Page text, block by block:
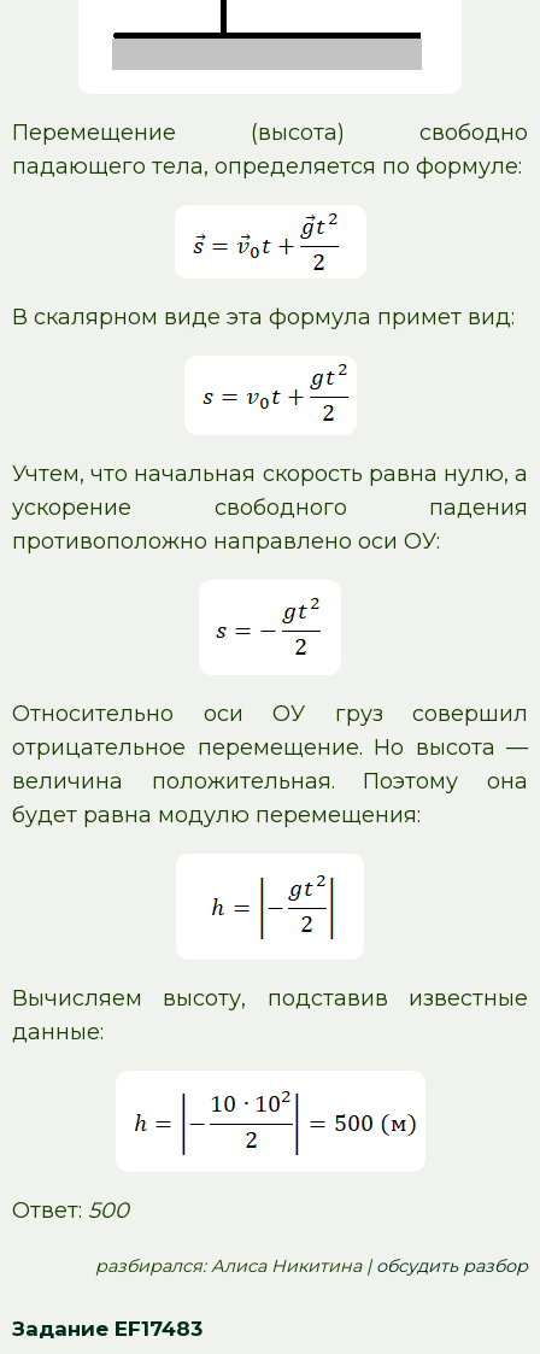
Перемещение (высота) свободно
падающего тела, определяется по формуле:
В скалярном виде эта формула примет вид:
Учтем, что начальная скорость равна нулю, а
ускорение свободного падения
противоположно направлено оси ОУ:
Относительно оси ОУ груз совершил
отрицательное перемещение. Но высота —
величина положительная. Поэтому она
будет равна модулю перемещения:
Вычисляем высоту, подставив известные
данные:
Ответ: 500
pазбирался: Алиса Никитина |обсудить разбор
Задание EF17483